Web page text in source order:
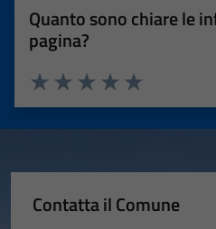
Quanto sono chiare le
pagina?
Valuta 5 stelle
Valuta 4 stelle su 5
Valuta 3 stelle su 5
Valuta 2 stelle su 5
Valuta 1 stelle su 5
Contatta il Comune